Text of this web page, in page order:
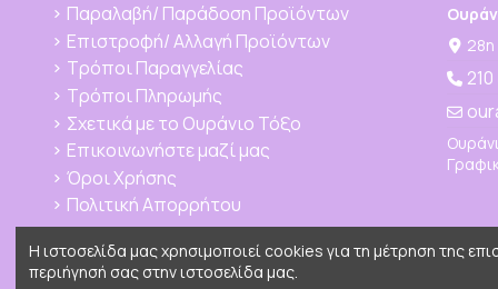
Παραλαβή/ Παράδοση Προϊόντων
Επιστροφή/ Αλλαγή Προϊόντων
Τρόποι Παραγγελίας
Τρόποι Πληρωμής
Σχετικά με το Ουράνιο Τόξο
Επικοινωνήστε μαζί μας
Όροι Χρήσης
Πολιτική Απορρήτου
28η
Η ιστοσελίδα μας χρησιμοποιεί cookies για τη μέτρηση της
περιήγησή σας στην ιστοσελίδα μας.